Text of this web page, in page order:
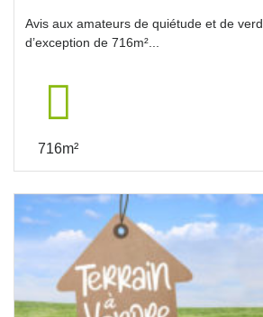
Avis aux amateurs de quiétude et de
d’exception de 716m²...
716m²